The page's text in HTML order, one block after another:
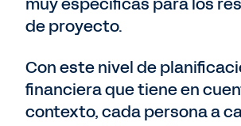
de proyecto.
Con este nivel de
financiera que tiene en
contexto, cada persona a